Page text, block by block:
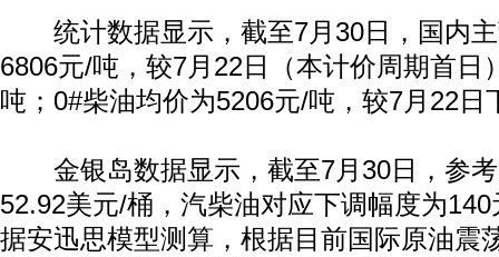
统计数据显示，截至7月30日，国内主
6806元/吨，较7月22日（本计价周期首日
吨；0#柴油均价为5206元/吨，较7月22日
金银岛数据显示，截至7月30日，参考
52.92美元/桶，汽柴油对应下调幅度为
据安迅思模型测算，根据目前国际原油震